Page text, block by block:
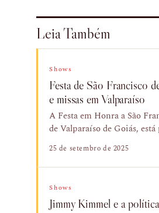
Leia Também
Shows
Festa de São Francisco
e missas em Valparaíso
A Festa em Honra a São
de Valparaíso de Goiás,
25 de setembro de 2025
Shows
Jimmy Kimmel e a